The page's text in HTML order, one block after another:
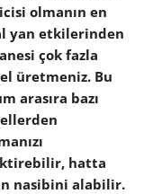
olmanın en
yan etkilerinden
çok fazla
üretmeniz. Bu
arasıra bazı
hatta
nasibini alabilir.